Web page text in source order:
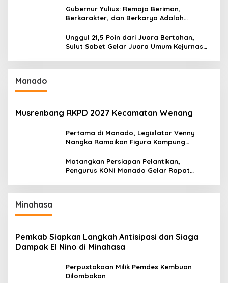
Gubernur Yulius: Remaja Beriman,
Berkarakter, dan Berkarya Adalah
Unggul 21,5 Poin dari Juara Bertahan,
Sulut Sabet Gelar Juara Umum Kejurnas
Manado
Musrenbang RKPD 2027 Kecamatan Wenang
Pertama di Manado, Legislator Venny
Nangka Ramaikan Figura Kampung
Matangkan Persiapan Pelantikan,
Pengurus KONI Manado Gelar Rapat
Minahasa
Pemkab Siapkan Langkah Antisipasi dan Siaga
Dampak El Nino di Minahasa
Perpustakaan Milik Pemdes Kembuan
Dilombakan